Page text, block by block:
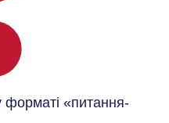
форматі «питання-